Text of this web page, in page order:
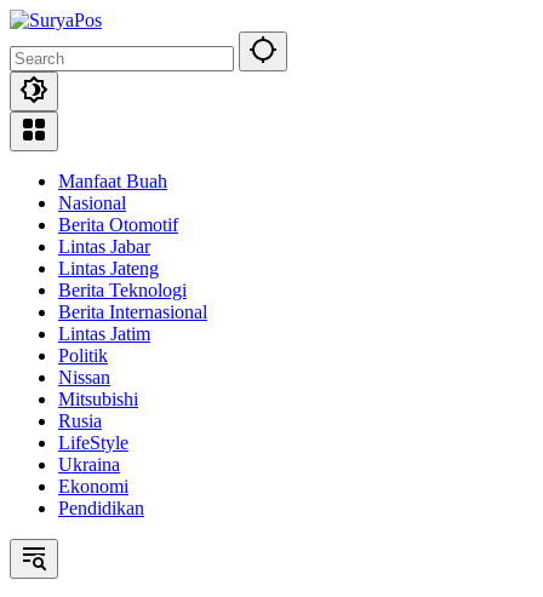
Skip
content
Manfaat Buah
Nasional
Berita Otomotif
Lintas Jabar
Lintas Jateng
Berita Teknologi
Berita Internasional
Lintas Jatim
Politik
Nissan
Mitsubishi
Rusia
LifeStyle
Ukraina
Ekonomi
Pendidikan